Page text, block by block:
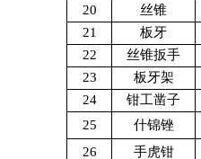
20
丝锥
21
板牙
22
丝锥扳手
23
板牙架
24
钳工凿子
25
什锦锉
26
手虎钳